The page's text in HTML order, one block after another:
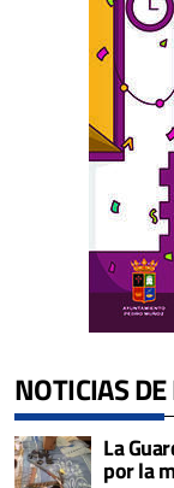
NOTICIAS DE
La
por la